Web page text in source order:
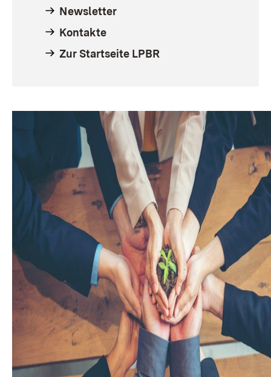
Newsletter
Kontakte
Zur Startseite LPBR